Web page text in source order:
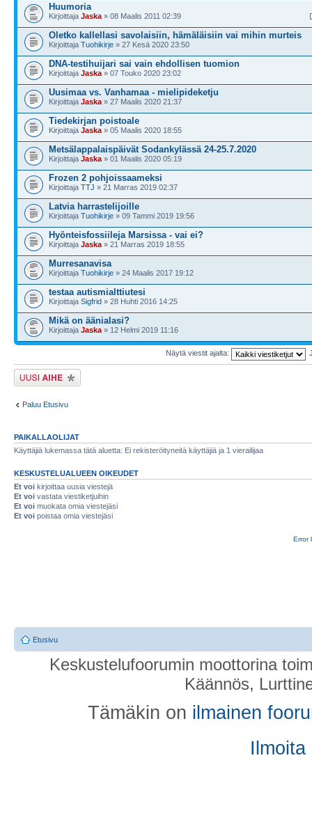
Huumoria
Kirjoittaja Jaska » 08 Maalis 2011 02:39
Oletko kallellasi savolaisiin, hämäläisiin vai mihin murteis
Kirjoittaja Tuohikirje » 27 Kesä 2020 23:50
DNA-testihuijari sai vain ehdollisen tuomion
Kirjoittaja Jaska » 07 Touko 2020 23:02
Uusimaa vs. Vanhamaa - mielipideketju
Kirjoittaja Jaska » 27 Maalis 2020 21:37
Tiedekirjan poistoale
Kirjoittaja Jaska » 05 Maalis 2020 18:55
Metsälappalaispäivät Sodankylässä 24-25.7.2020
Kirjoittaja Jaska » 01 Maalis 2020 05:19
Frozen 2 pohjoissaameksi
Kirjoittaja TTJ » 21 Marras 2019 02:37
Latvia harrastelijoille
Kirjoittaja Tuohikirje » 09 Tammi 2019 19:56
Hyönteisfossiileja Marsissa - vai ei?
Kirjoittaja Jaska » 21 Marras 2019 18:55
Murresanavisa
Kirjoittaja Tuohikirje » 24 Maalis 2017 19:12
testaa autismialttiutesi
Kirjoittaja Sigfrid » 28 Huhti 2016 14:25
Mikä on äänialasi?
Kirjoittaja Jaska » 12 Helmi 2019 11:16
Näytä viestit ajalta:
Lähetä uusi viesti
Paluu Etusivu
PAIKALLAOLIJAT
Käyttäjiä lukemassa tätä aluetta: Ei rekisteröityneitä käyttäjiä ja 1 vierailijaa
KESKUSTELUALUEEN OIKEUDET
Et voi kirjoittaa uusia viestejä
Et voi vastata viestiketjuihin
Et voi muokata omia viestejäsi
Et voi poistaa omia viestejäsi
Error
Etusivu
Keskustelufoorumin moottorina
Käännös,
Tämäkin on ilmainen